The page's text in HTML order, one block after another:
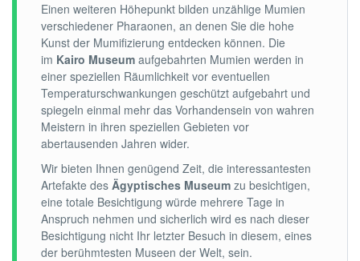
Einen weiteren Höhepunkt bilden unzählige Mumien
verschiedener Pharaonen, an denen Sie die hohe
Kunst der Mumifizierung entdecken können. Die
im Kairo Museum aufgebahrten Mumien werden in
einer speziellen Räumlichkeit vor eventuellen
Temperaturschwankungen geschützt aufgebahrt und
spiegeln einmal mehr das Vorhandensein von wahren
Meistern in ihren speziellen Gebieten vor
abertausenden Jahren wider.
Wir bieten Ihnen genügend Zeit, die interessantesten
Artefakte des Ägyptisches Museum zu besichtigen,
eine totale Besichtigung würde mehrere Tage in
Anspruch nehmen und sicherlich wird es nach dieser
Besichtigung nicht Ihr letzter Besuch in diesem, eines
der berühmtesten Museen der Welt, sein.